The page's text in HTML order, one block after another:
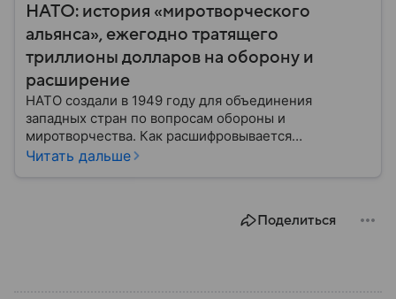
НАТО: история «миротворческого
альянса», ежегодно тратящего
триллионы долларов на оборону и
расширение
НАТО создали в 1949 году для объединения
западных стран по вопросам обороны и
миротворчества. Как расшифровывается
аббревиатура, для чего задумывали группировку и к
Читать дальше
Поделиться